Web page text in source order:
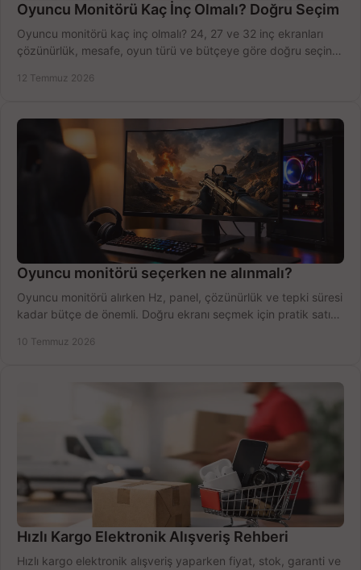
Oyuncu Monitörü Kaç İnç Olmalı? Doğru Seçim
Oyuncu monitörü kaç inç olmalı? 24, 27 ve 32 inç ekranları
çözünürlük, mesafe, oyun türü ve bütçeye göre doğru seçin,
12 Temmuz 2026
Oyuncu monitörü seçerken ne alınmalı?
Oyuncu monitörü alırken Hz, panel, çözünürlük ve tepki süresi
kadar bütçe de önemli. Doğru ekranı seçmek için pratik satın
10 Temmuz 2026
Hızlı Kargo Elektronik Alışveriş Rehberi
Hızlı kargo elektronik alışveriş yaparken fiyat, stok, garanti ve